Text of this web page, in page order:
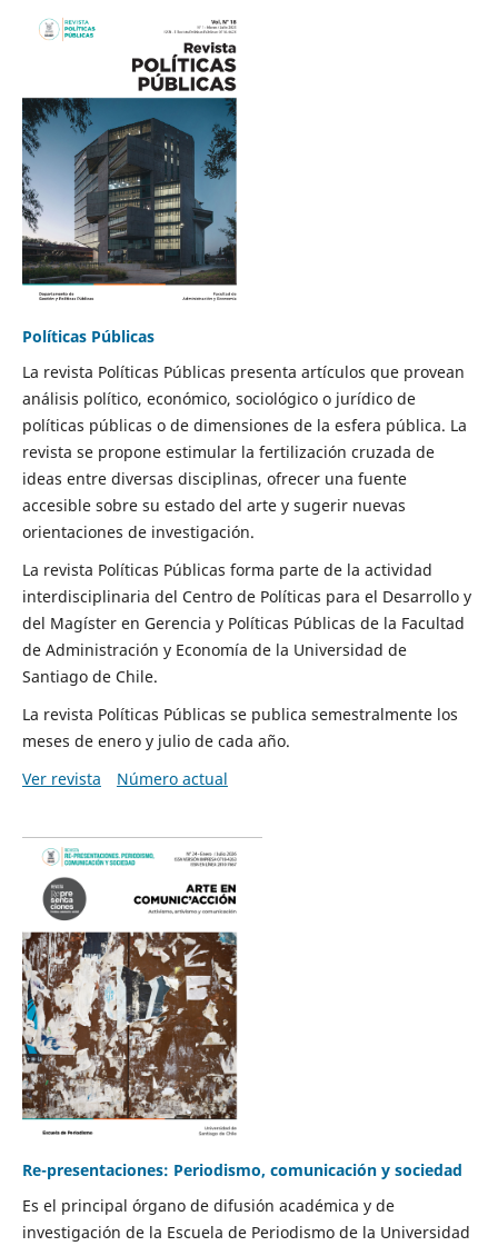
Políticas Públicas
La revista Políticas Públicas presenta artículos que provean
análisis político, económico, sociológico o jurídico de
políticas públicas o de dimensiones de la esfera pública. La
revista se propone estimular la fertilización cruzada de
ideas entre diversas disciplinas, ofrecer una fuente
accesible sobre su estado del arte y sugerir nuevas
orientaciones de investigación.
La revista Políticas Públicas forma parte de la actividad
interdisciplinaria del Centro de Políticas para el Desarrollo y
del Magíster en Gerencia y Políticas Públicas de la Facultad
de Administración y Economía de la Universidad de
Santiago de Chile.
La revista Políticas Públicas se publica semestralmente los
meses de enero y julio de cada año.
Ver revista
Número actual
Re-presentaciones: Periodismo, comunicación y sociedad
Es el principal órgano de difusión académica y de
investigación de la Escuela de Periodismo de la Universidad